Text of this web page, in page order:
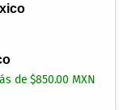
de $850.00 MXN